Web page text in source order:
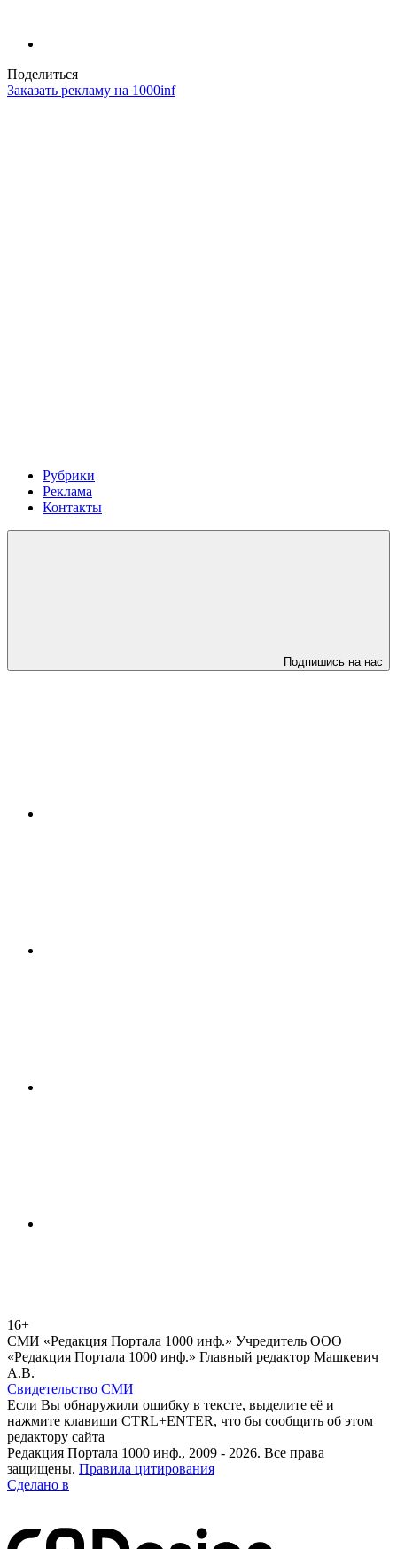
Поделиться
Заказать рекламу на 1000inf
Рубрики
Реклама
Контакты
Подпишись на нас
16+
СМИ «Редакция Портала 1000 инф.» Учредитель ООО
«Редакция Портала 1000 инф.» Главный редактор Машкевич
А.В.
Свидетельство СМИ
Если Вы обнаружили ошибку в тексте, выделите её и
нажмите клавиши CTRL+ENTER, что бы сообщить об этом
редактору сайта
Редакция Портала 1000 инф., 2009 - 2026. Все права
защищены. Правила цитирования
Сделано в